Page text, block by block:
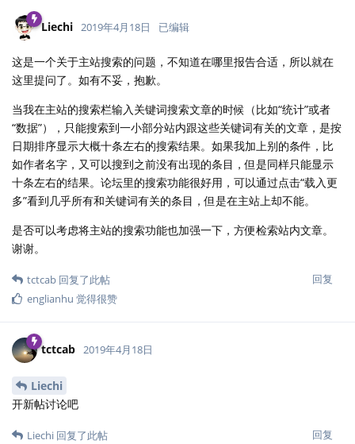
Liechi 2019年4月18日 已编辑
这是一个关于主站搜索的问题，不知道在哪里报告合适，所以就在
这里提问了。如有不妥，抱歉。
当我在主站的搜索栏输入关键词搜索文章的时候（比如“统计”或者
“数据”），只能搜索到一小部分站内跟这些关键词有关的文章，是按
日期排序显示大概十条左右的搜索结果。如果我加上别的条件，比
如作者名字，又可以搜到之前没有出现的条目，但是同样只能显示
十条左右的结果。论坛里的搜索功能很好用，可以通过点击“载入更
多”看到几乎所有和关键词有关的条目，但是在主站上却不能。
是否可以考虑将主站的搜索功能也加强一下，方便检索站内文章。
谢谢。
回复
tctcab 回复了此帖
englianhu 觉得很赞
tctcab 2019年4月18日
Liechi
开新帖讨论吧
回复
Liechi 回复了此帖